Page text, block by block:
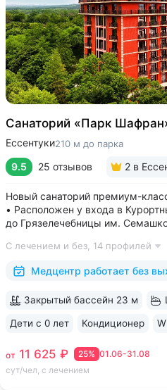
Санаторий «Парк
Ессентуки210 м до парка
9.5 25 отзывов 2 в
Новый санаторий премиум-
• Расположен у входа в
до Грязелечебницы им.
Бесплатное посещение
Трёхразовое питание...
С лечением и без, 14 профилей
Медцентр работает без
01.06-31.08
25%
от 11 625 ₽
сут/чел, с лечением
Закрытый бассейн 23 м
Дети с 0 лет Кондиционер